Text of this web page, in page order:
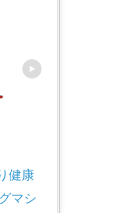
健康
マシ